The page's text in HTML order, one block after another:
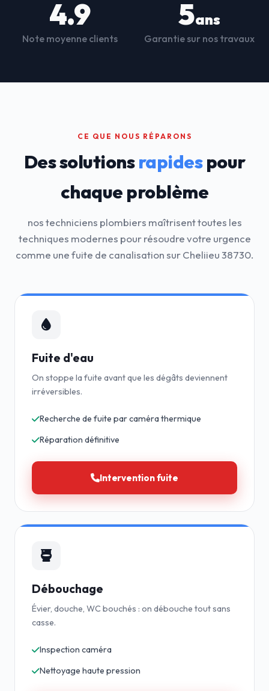
4.9
Note moyenne clients
5ans
Garantie sur nos travaux
CE QUE NOUS RÉPARONS
Des solutionsrapidespour
chaque problème
nos techniciens plombiers maîtrisent toutes les
techniques modernes pour résoudre votre urgence
comme une fuite de canalisation sur Cheliieu 38730.
Fuite d'eau
On stoppe la fuite avant que les dégâts deviennent
irréversibles.
Recherche de fuite par caméra thermique
Réparation définitive
Intervention fuite
Débouchage
Évier, douche, WC bouchés : on débouche tout sans
casse.
Inspection caméra
Nettoyage haute pression